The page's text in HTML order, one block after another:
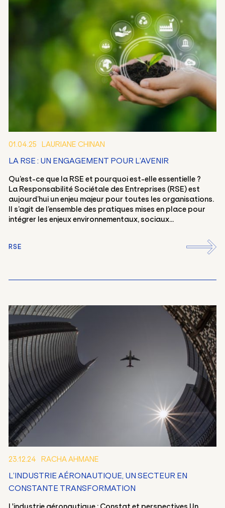
EN FR
01.04.25 LAURIANE CHINAN
LA RSE : UN ENGAGEMENT POUR L’AVENIR
Qu’est-ce que la RSE et pourquoi est-elle essentielle ?
La Responsabilité Sociétale des Entreprises (RSE) est
aujourd’hui un enjeu majeur pour toutes les organisations.
Il s’agit de l’ensemble des pratiques mises en place pour
intégrer les enjeux environnementaux, sociaux...
RSE
23.12.24 RACHA AHMANE
L’INDUSTRIE AÉRONAUTIQUE, UN SECTEUR EN
CONSTANTE TRANSFORMATION